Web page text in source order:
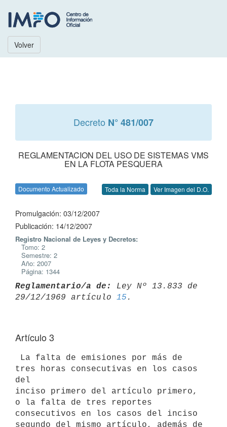
Volver
Decreto N° 481/007
REGLAMENTACION DEL USO DE SISTEMAS VMS
EN LA FLOTA PESQUERA
Documento Actualizado Toda la Norma Ver Imagen del D.O.
Promulgación: 03/12/2007
Publicación: 14/12/2007
Registro Nacional de Leyes y Decretos:
Tomo: 2
Semestre: 2
Año: 2007
Página: 1344
Reglamentario/a de:
Ley Nº 13.833 de
29/12/1969 artículo 15
Artículo 3
tres horas consecutivas en los casos
del
inciso primero del artículo primero,
o la falta de tres reportes
consecutivos en los casos del inciso
segundo del mismo artículo, además de